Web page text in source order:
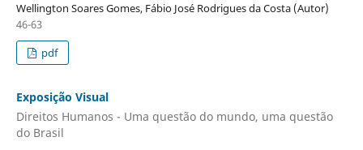
Wellington Soares Gomes, Fábio José Rodrigues da Costa (Autor)
46-63
pdf
Exposição Visual
Direitos Humanos - Uma questão do mundo, uma questão
do Brasil